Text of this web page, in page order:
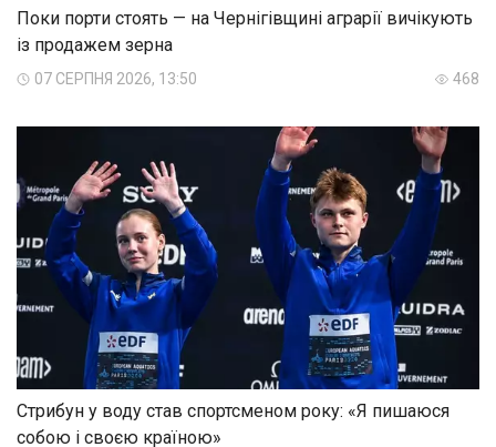
Поки порти стоять — на Чернігівщині аграрії вичікують
із продажем зерна
07 СЕРПНЯ 2026, 13:50 468
Стрибун у воду став спортсменом року: «Я пишаюся
собою і своєю країною»